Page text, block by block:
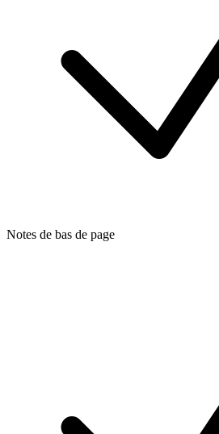
Notes de bas de page